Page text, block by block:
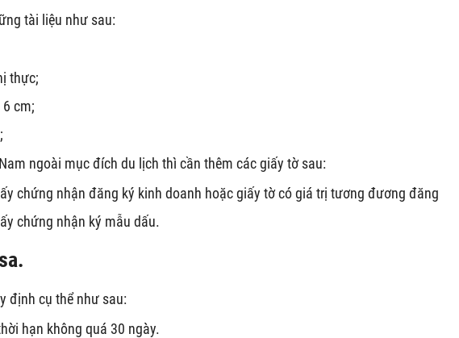
tài liệu như sau:
thực;
cm;
ngoài mục đích du lịch thì cần thêm các giấy tờ sau:
chứng nhận đăng ký kinh doanh hoặc giấy tờ có giá trị tương đương đăng
chứng nhận ký mẫu dấu.
định cụ thể như sau:
hạn không quá 30 ngày.